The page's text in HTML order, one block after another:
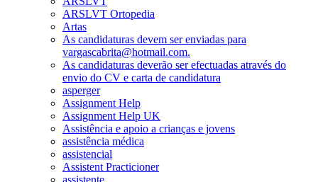
ARSLVT Ortopedia
Artas
As candidaturas devem ser enviadas para
vargascabrita@hotmail.com.
As candidaturas deverão ser efectuadas através do
envio do CV e carta de candidatura
asperger
Assignment Help
Assignment Help UK
Assistência e apoio a crianças e jovens
assistência médica
assistencial
Assistent Practicioner
assistente